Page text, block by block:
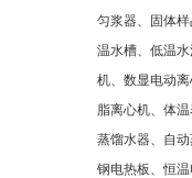
匀浆器、固体
温水槽、低温水
机、数显电动
脂离心机、体
蒸馏水器、自
钢电热板、恒